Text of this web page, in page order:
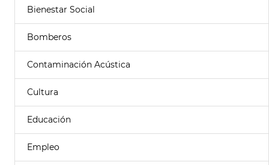
Bienestar Social
Bomberos
Contaminación Acústica
Cultura
Educación
Empleo